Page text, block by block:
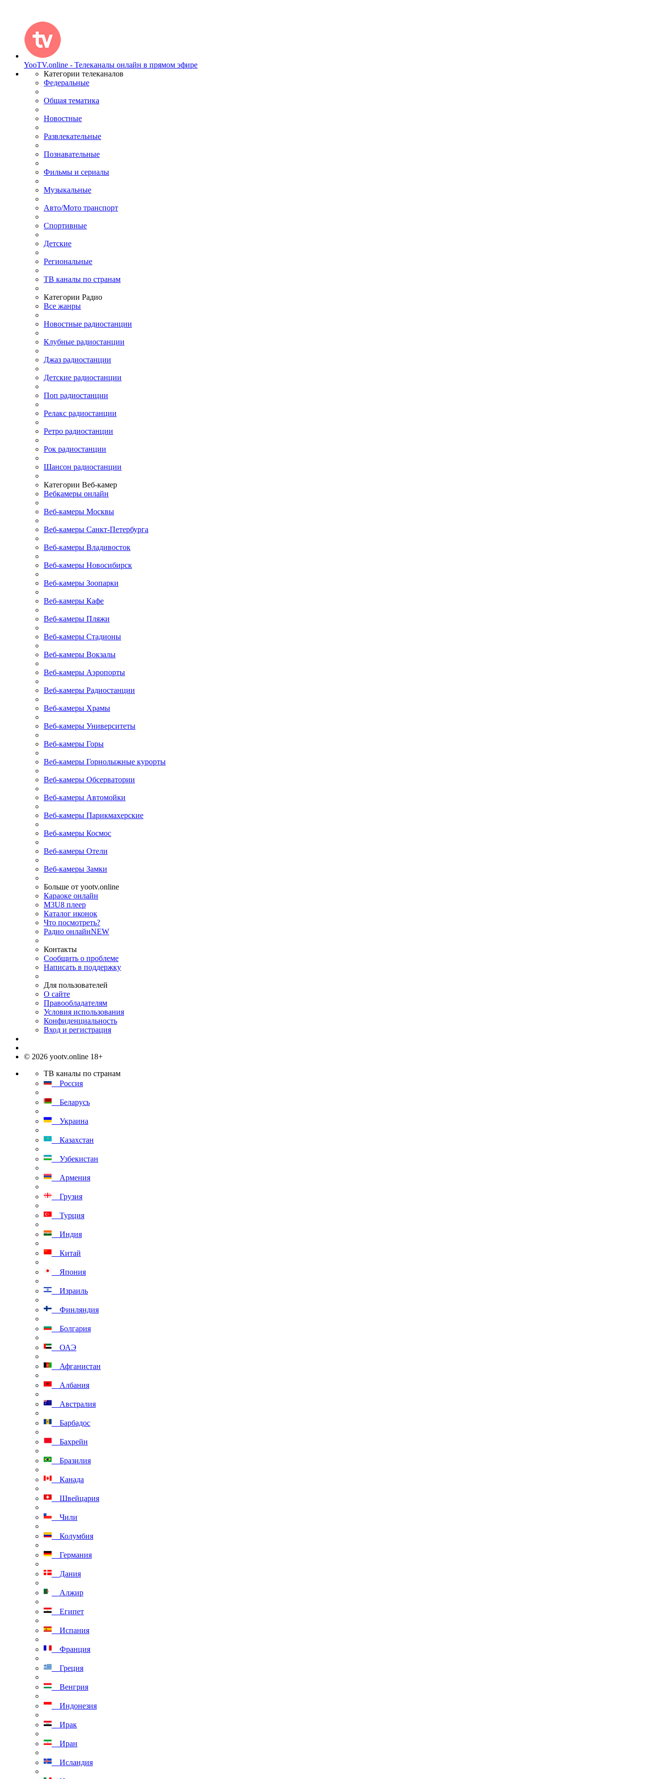
YooTV.online - Телеканалы онлайн в прямом эфире
Категории телеканалов
Федеральные
Общая тематика
Новостные
Развлекательные
Познавательные
Фильмы и сериалы
Музыкальные
Авто/Мото транспорт
Спортивные
Детские
Региональные
ТВ каналы по странам
Категории Радио
Все жанры
Новостные радиостанции
Клубные радиостанции
Джаз радиостанции
Детские радиостанции
Поп радиостанции
Релакс радиостанции
Ретро радиостанции
Рок радиостанции
Шансон радиостанции
Категории Веб-камер
Вебкамеры онлайн
Веб-камеры Москвы
Веб-камеры Санкт-Петербурга
Веб-камеры Владивосток
Веб-камеры Новосибирск
Веб-камеры Зоопарки
Веб-камеры Кафе
Веб-камеры Пляжи
Веб-камеры Стадионы
Веб-камеры Вокзалы
Веб-камеры Аэропорты
Веб-камеры Радиостанции
Веб-камеры Храмы
Веб-камеры Университеты
Веб-камеры Горы
Веб-камеры Горнолыжные курорты
Веб-камеры Обсерватории
Веб-камеры Автомойки
Веб-камеры Парикмахерские
Веб-камеры Космос
Веб-камеры Отели
Веб-камеры Замки
Больше от yootv.online
Караоке онлайн
M3U8 плеер
Каталог иконок
Что посмотреть?
Радио онлайнNEW
Контакты
Сообщить о проблеме
Написать в поддержку
Для пользователей
О сайте
Правообладателям
Условия использования
Конфиденциальность
Вход и регистрация
© 2026 yootv.online 18+
ТВ каналы по странам
Россия
Беларусь
Украина
Казахстан
Узбекистан
Армения
Грузия
Турция
Индия
Китай
Япония
Израиль
Финляндия
Болгария
ОАЭ
Афганистан
Албания
Австралия
Барбадос
Бахрейн
Бразилия
Канада
Швейцария
Чили
Колумбия
Германия
Дания
Алжир
Египет
Испания
Франция
Греция
Венгрия
Индонезия
Ирак
Иран
Исландия